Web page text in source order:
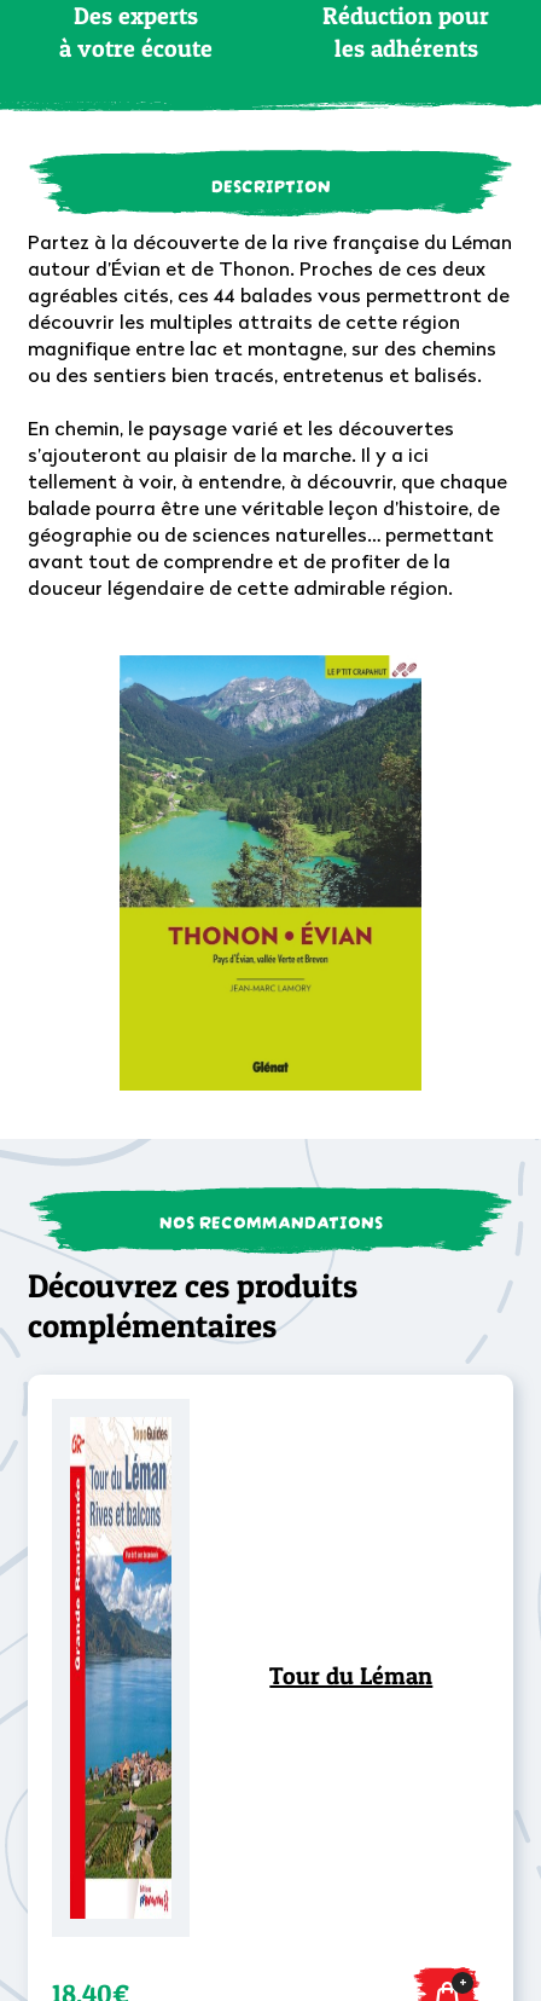
Des experts
à votre écoute
Réduction pour
les adhérents
DESCRIPTION
Partez à la découverte de la rive française du Léman
autour d’Évian et de Thonon. Proches de ces deux
agréables cités, ces 44 balades vous permettront de
découvrir les multiples attraits de cette région
magnifique entre lac et montagne, sur des chemins
ou des sentiers bien tracés, entretenus et balisés.
En chemin, le paysage varié et les découvertes
s’ajouteront au plaisir de la marche. Il y a ici
tellement à voir, à entendre, à découvrir, que chaque
balade pourra être une véritable leçon d’histoire, de
géographie ou de sciences naturelles… permettant
avant tout de comprendre et de profiter de la
douceur légendaire de cette admirable région.
NOS RECOMMANDATIONS
Découvrez ces produits
complémentaires
Tour du Léman
18,40€ +